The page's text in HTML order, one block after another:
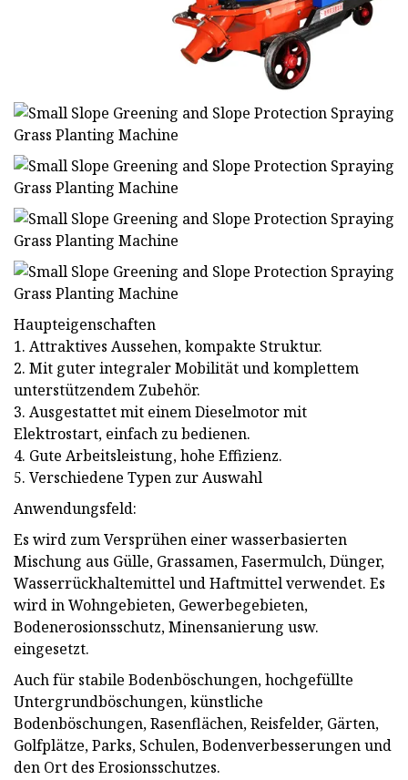
Haupteigenschaften
1. Attraktives Aussehen, kompakte Struktur.
2. Mit guter integraler Mobilität und komplettem
unterstützendem Zubehör.
3. Ausgestattet mit einem Dieselmotor mit
Elektrostart, einfach zu bedienen.
4. Gute Arbeitsleistung, hohe Effizienz.
5. Verschiedene Typen zur Auswahl
Anwendungsfeld:
Es wird zum Versprühen einer wasserbasierten
Mischung aus Gülle, Grassamen, Fasermulch, Dünger,
Wasserrückhaltemittel und Haftmittel verwendet. Es
wird in Wohngebieten, Gewerbegebieten,
Bodenerosionsschutz, Minensanierung usw.
eingesetzt.
Auch für stabile Bodenböschungen, hochgefüllte
Untergrundböschungen, künstliche
Bodenböschungen, Rasenflächen, Reisfelder, Gärten,
Golfplätze, Parks, Schulen, Bodenverbesserungen und
den Ort des Erosionsschutzes.